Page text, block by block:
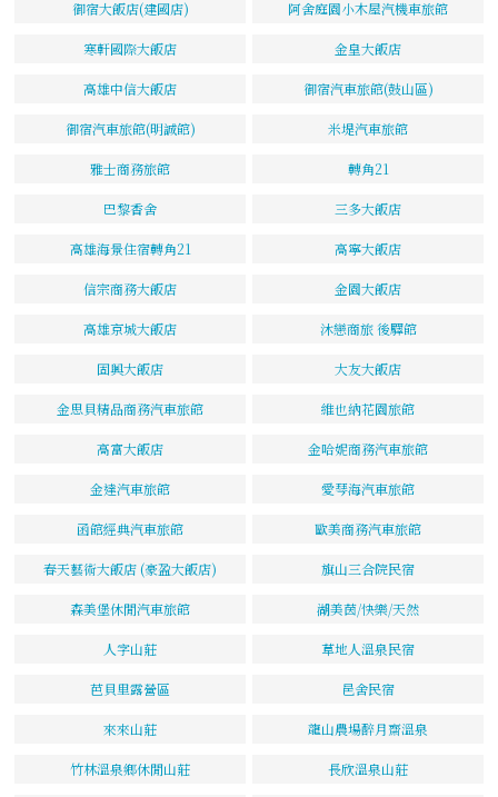
御宿大飯店(建國店) 阿舍庭園小木屋汽機車旅館
寒軒國際大飯店 金皇大飯店
高雄中信大飯店 御宿汽車旅館(鼓山區)
御宿汽車旅館(明誠館) 米堤汽車旅館
雅士商務旅館 轉角21
巴黎香舍 三多大飯店
高雄海景住宿轉角21 高寧大飯店
信宗商務大飯店 金園大飯店
高雄京城大飯店 沐戀商旅 後驛館
固興大飯店 大友大飯店
金思貝精品商務汽車旅館 維也納花園旅館
高富大飯店 金哈妮商務汽車旅館
金達汽車旅館 愛琴海汽車旅館
函館經典汽車旅館 歐美商務汽車旅館
春天藝術大飯店 (豪盈大飯店) 旗山三合院民宿
森美堡休閒汽車旅館 湖美茵/快樂/天然
人字山莊 草地人溫泉民宿
芭貝里露營區 邑舍民宿
來來山莊 龍山農場醉月齋溫泉
竹林溫泉鄉休閒山莊 長欣溫泉山莊